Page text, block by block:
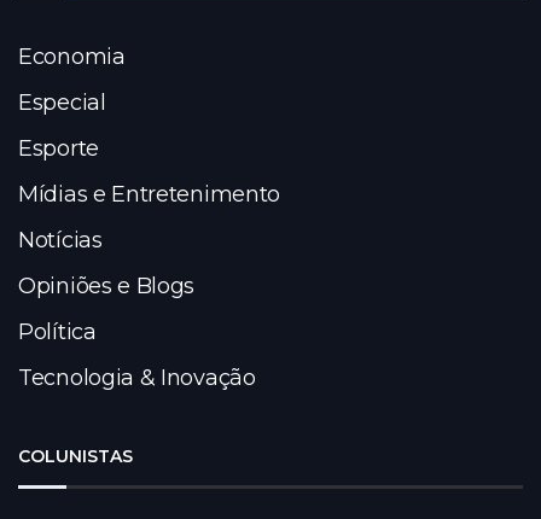
Economia
Especial
Esporte
Mídias e Entretenimento
Notícias
Opiniões e Blogs
Política
Tecnologia & Inovação
COLUNISTAS